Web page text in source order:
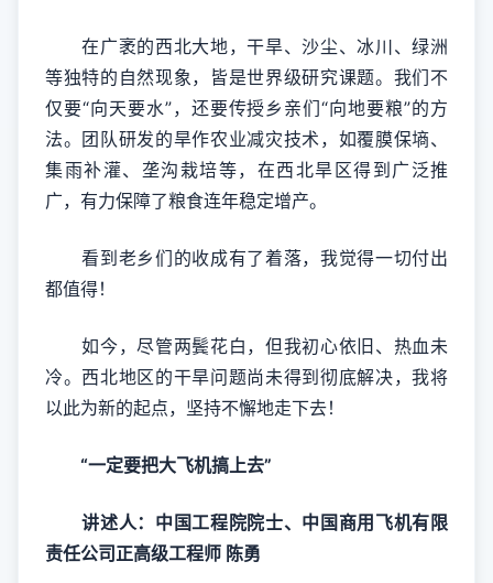
在广袤的西北大地，干旱、沙尘、冰川、绿洲
等独特的自然现象，皆是世界级研究课题。我们不
仅要“向天要水”，还要传授乡亲们“向地要粮”的方
法。团队研发的旱作农业减灾技术，如覆膜保墒、
集雨补灌、垄沟栽培等，在西北旱区得到广泛推
广，有力保障了粮食连年稳定增产。
看到老乡们的收成有了着落，我觉得一切付出
都值得！
如今，尽管两鬓花白，但我初心依旧、热血未
冷。西北地区的干旱问题尚未得到彻底解决，我将
以此为新的起点，坚持不懈地走下去！
“一定要把大飞机搞上去”
讲述人：中国工程院院士、中国商用飞机有限
责任公司正高级工程师 陈勇